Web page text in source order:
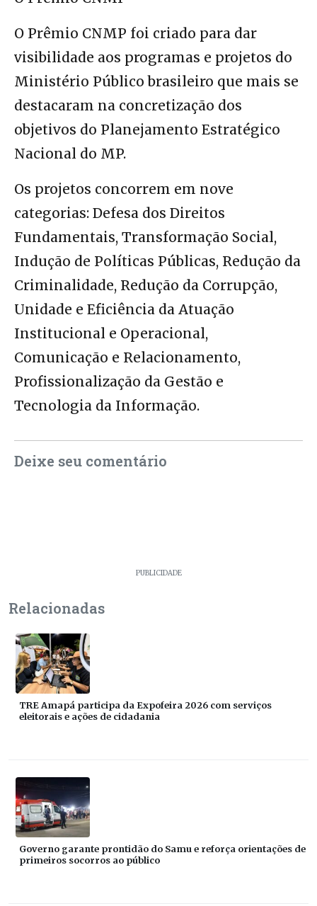
O Prêmio CNMP foi criado para dar
visibilidade aos programas e projetos do
Ministério Público brasileiro que mais se
destacaram na concretização dos
objetivos do Planejamento Estratégico
Nacional do MP.
Os projetos concorrem em nove
categorias: Defesa dos Direitos
Fundamentais, Transformação Social,
Indução de Políticas Públicas, Redução da
Criminalidade, Redução da Corrupção,
Unidade e Eficiência da Atuação
Institucional e Operacional,
Comunicação e Relacionamento,
Profissionalização da Gestão e
Tecnologia da Informação.
Deixe seu comentário
PUBLICIDADE
Relacionadas
TRE Amapá participa da Expofeira 2026 com serviços
eleitorais e ações de cidadania
Governo garante prontidão do Samu e reforça orientações de
primeiros socorros ao público